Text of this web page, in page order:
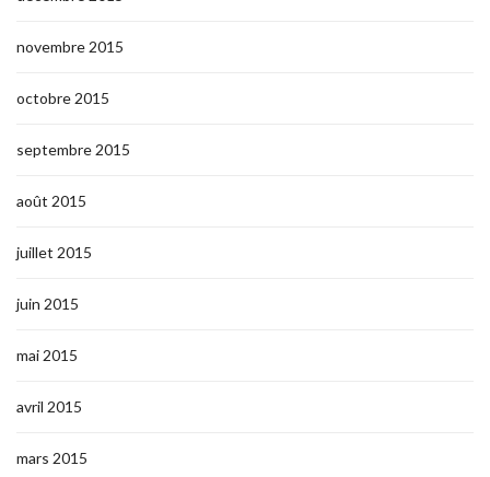
novembre 2015
octobre 2015
septembre 2015
août 2015
juillet 2015
juin 2015
mai 2015
avril 2015
mars 2015